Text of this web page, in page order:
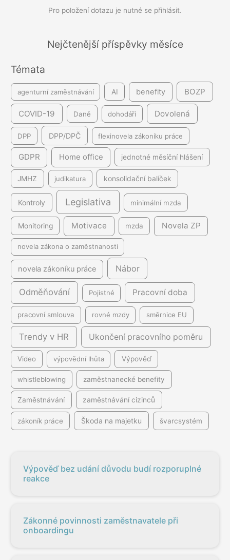
í
Pro položení dotazu je nutné se přihlásit.
Nejčtenější příspěvky měsíce
Témata
agenturní zaměstnávání AI benefity BOZP
COVID-19 Daně dohodáři Dovolená
DPP DPP/DPČ flexinovela zákoníku práce
GDPR Home office jednotné měsíční hlášení
JMHZ judikatura konsolidační balíček
Kontroly Legislativa minimální mzda
Monitoring Motivace mzda Novela ZP
novela zákona o zaměstnanosti
novela zákoníku práce Nábor
Odměňování Pojistné Pracovní doba
pracovní smlouva rovné mzdy směrnice EU
Trendy v HR Ukončení pracovního poměru
Video výpovědní lhůta Výpověď
whistleblowing zaměstnanecké benefity
Zaměstnávání zaměstnávání cizinců
zákoník práce Škoda na majetku švarcsystém
Výpověď bez udání důvodu budí rozporuplné
reakce
Zákonné povinnosti zaměstnavatele při
onboardingu